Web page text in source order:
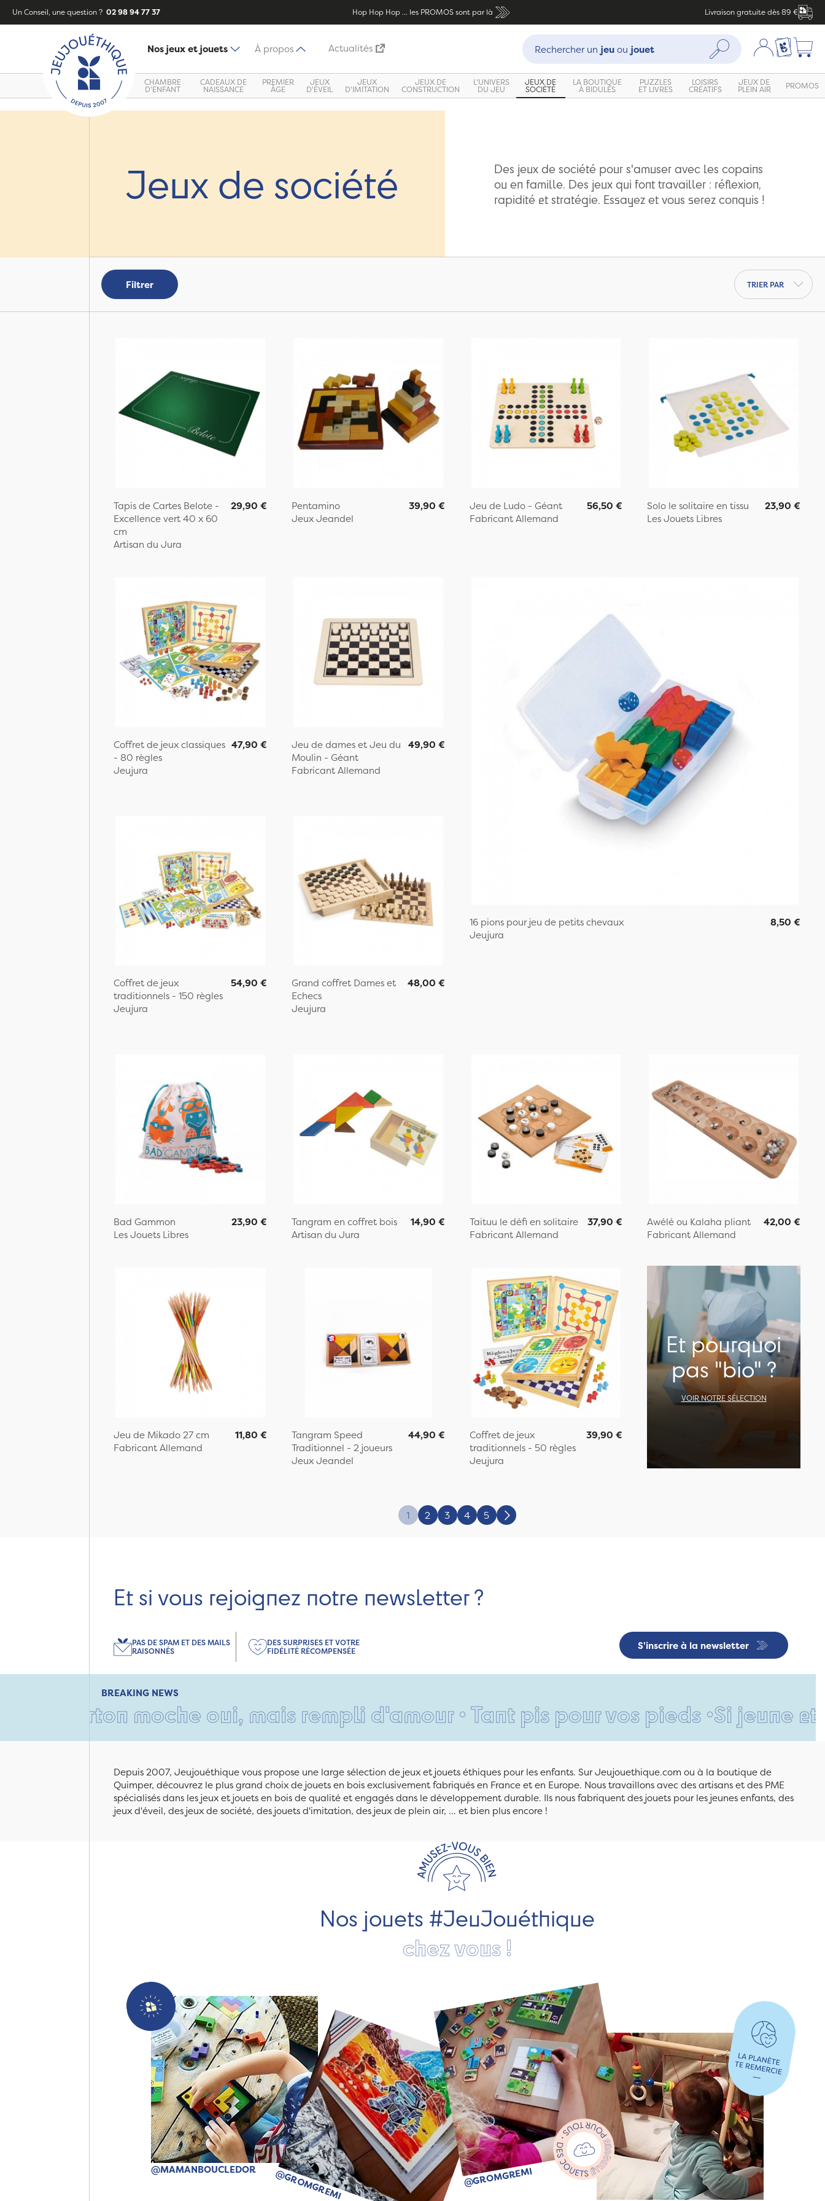
Un Conseil, une question ? 02 98 94 77 37 Hop Hop Hop ... les PROMOS sont par là Livraison gratuite dès 89 €
Nos jeux et jouets À propos Actualités
Recherche :
Rechercher un jeuou jouet Rechercher Mon compte
Ma liste
CHAMBRE
D'ENFANT
CADEAUX DE
NAISSANCE
PREMIER
ÂGE
JEUX
D'ÉVEIL
JEUX
D'IMITATION
JEUX DE
CONSTRUCTION
L'UNIVERS
DU JEU
JEUX DE
SOCIÉTÉ
LA BOUTIQUE
À BIDULES
PUZZLES
ET LIVRES
LOISIRS
CRÉATIFS
JEUX DE
PLEIN AIR PROMOS
Jeux de société
Des jeux de société pour s'amuser avec les copains
ou en famille. Des jeux qui font travailler : réflexion,
rapidité et stratégie. Essayez et vous serez conquis !
Filtrer
Trier par
Tapis de Cartes Belote -
Excellence vert 40 x 60
cm
Artisan du Jura
29,90 €
Pentamino
Jeux Jeandel
39,90 €
Jeu de Ludo - Géant
Fabricant Allemand
56,50 €
Solo le solitaire en tissu
Les Jouets Libres
23,90 €
Coffret de jeux classiques
- 80 règles
Jeujura
47,90 €
Jeu de dames et Jeu du
Moulin - Géant
Fabricant Allemand
49,90 €
16 pions pour jeu de petits chevaux
Jeujura
8,50 €
Coffret de jeux
traditionnels - 150 règles
Jeujura
54,90 €
Grand coffret Dames et
Echecs
Jeujura
48,00 €
Bad Gammon
Les Jouets Libres
23,90 €
Tangram en coffret bois
Artisan du Jura
14,90 €
Taituu le défi en solitaire
Fabricant Allemand
37,90 €
Awélé ou Kalaha pliant
Fabricant Allemand
42,00 €
Jeu de Mikado 27 cm
Fabricant Allemand
11,80 €
Tangram Speed
Traditionnel - 2 joueurs
Jeux Jeandel
44,90 €
Coffret de jeux
traditionnels - 50 règles
Jeujura
39,90 €
Et pourquoi
pas "bio" ?
VOIR NOTRE SÉLECTION
1 2 3 4 5 Suivant
Et si vous rejoignez notre newsletter ?
S'inscrire à la newsletter
PAS DE SPAM ET DES MAILS
RAISONNÉS
DES SURPRISES ET VOTRE
FIDÉLITÉ RÉCOMPENSÉE
BREAKING NEWS
moche oui, mais rempli d'amour • Tant pis pour vos pieds •Si jeune et déjà si
Depuis 2007, Jeujouéthique vous propose une large sélection de jeux et jouets éthiques pour les enfants. Sur Jeujouethique.com ou à la boutique de
Quimper, découvrez le plus grand choix de jouets en bois exclusivement fabriqués en France et en Europe. Nous travaillons avec des artisans et des PME
spécialisés dans les jeux et jouets en bois de qualité et engagés dans le développement durable. Ils nous fabriquent des jouets pour les jeunes enfants, des
jeux d'éveil, des jeux de société, des jouets d'imitation, des jeux de plein air, ... et bien plus encore !
Nos jouets #JeuJouéthique
chez vous !
@MAMANBOUCLEDOR @GROMGREMI @GROMGREMI